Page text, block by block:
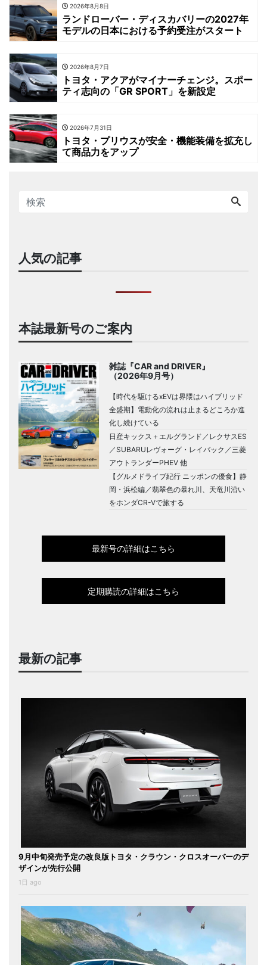
2026年8月8日
ランドローバー・ディスカバリーの2027年
モデルの日本における予約受注がスタート
2026年8月7日
トヨタ・アクアがマイナーチェンジ。スポー
ティ志向の「GR SPORT」を新設定
2026年7月31日
トヨタ・プリウスが安全・機能装備を拡充し
て商品力をアップ
人気の記事
本誌最新号のご案内
雑誌『CAR and DRIVER』
（2026年9月号）
【時代を駆けるxEVは界隈はハイブリッド
全盛期】電動化の流れは止まるどころか進
化し続けている
日産キックス＋エルグランド／レクサスES
／SUBARUレヴォーグ・レイバック／三菱
アウトランダーPHEV 他
【グルメドライブ紀行 ニッポンの優食】静
岡・浜松編／翡翠色の暴れ川、天竜川沿い
をホンダCR-Vで旅する
最新号の詳細はこちら
定期購読の詳細はこちら
最新の記事
9月中旬発売予定の改良版トヨタ・クラウン・クロスオーバーのデ
ザインが先行公開
1日 ago